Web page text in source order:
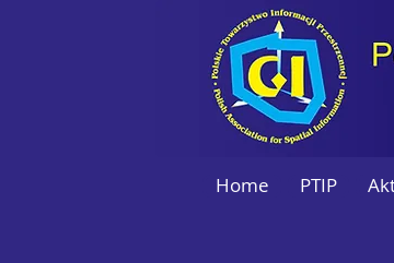
Home PTIP